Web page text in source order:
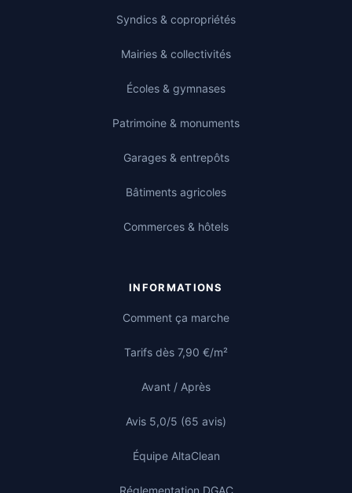
Syndics & copropriétés
Mairies & collectivités
Écoles & gymnases
Patrimoine & monuments
Garages & entrepôts
Bâtiments agricoles
Commerces & hôtels
INFORMATIONS
Comment ça marche
Tarifs dès 7,90 €/m²
Avant / Après
Avis 5,0/5 (65 avis)
Équipe AltaClean